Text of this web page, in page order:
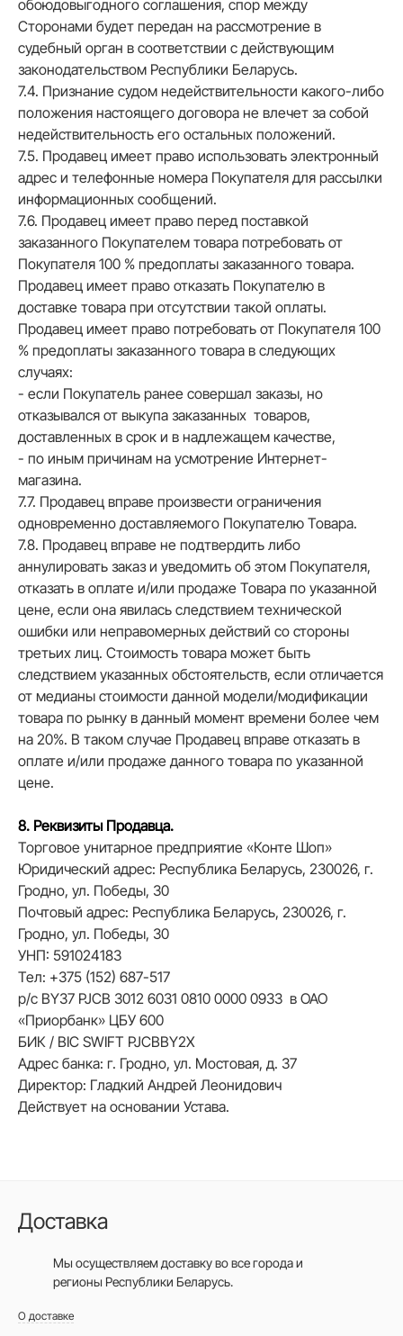
обоюдовыгодного соглашения, спор между
Сторонами будет передан на рассмотрение в
судебный орган в соответствии с действующим
законодательством Республики Беларусь.
7.4. Признание судом недействительности какого-либо
положения настоящего договора не влечет за собой
недействительность его остальных положений.
7.5. Продавец имеет право использовать электронный
адрес и телефонные номера Покупателя для рассылки
информационных сообщений.
7.6. Продавец имеет право перед поставкой
заказанного Покупателем товара потребовать от
Покупателя 100 % предоплаты заказанного товара.
Продавец имеет право отказать Покупателю в
доставке товара при отсутствии такой оплаты.
Продавец имеет право потребовать от Покупателя 100
% предоплаты заказанного товара в следующих
случаях:
- если Покупатель ранее совершал заказы, но
отказывался от выкупа заказанных товаров,
доставленных в срок и в надлежащем качестве,
- по иным причинам на усмотрение Интернет-
магазина.
7.7. Продавец вправе произвести ограничения
одновременно доставляемого Покупателю Товара.
7.8. Продавец вправе не подтвердить либо
аннулировать заказ и уведомить об этом Покупателя,
отказать в оплате и/или продаже Товара по указанной
цене, если она явилась следствием технической
ошибки или неправомерных действий со стороны
третьих лиц. Стоимость товара может быть
следствием указанных обстоятельств, если отличается
от медианы стоимости данной модели/модификации
товара по рынку в данный момент времени более чем
на 20%. В таком случае Продавец вправе отказать в
оплате и/или продаже данного товара по указанной
цене.
8. Реквизиты Продавца.
Торговое унитарное предприятие «Конте Шоп»
Юридический адрес: Республика Беларусь, 230026, г.
Гродно, ул. Победы, 30
Почтовый адрес: Республика Беларусь, 230026, г.
Гродно, ул. Победы, 30
УНП: 591024183
Тел: +375 (152) 687-517
р/с BY37 PJCB 3012 6031 0810 0000 0933 в ОАО
«Приорбанк» ЦБУ 600
БИК / BIC SWIFT PJCBBY2X
Адрес банка: г. Гродно, ул. Мостовая, д. 37
Директор: Гладкий Андрей Леонидович
Действует на основании Устава.
Доставка
Мы осуществляем доставку во все городаи
регионы Республики Беларусь.
О доставке